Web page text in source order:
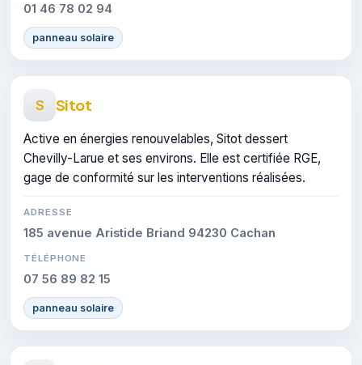
01 46 78 02 94
panneau solaire
S Sitot
Active en énergies renouvelables, Sitot dessert
Chevilly-Larue et ses environs. Elle est certifiée RGE,
gage de conformité sur les interventions réalisées.
ADRESSE
185 avenue Aristide Briand 94230 Cachan
TÉLÉPHONE
07 56 89 82 15
panneau solaire